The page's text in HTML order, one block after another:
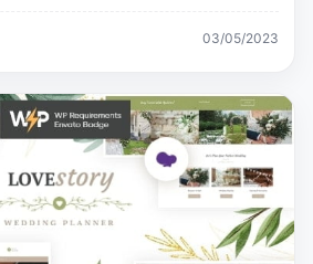
03/05/2023